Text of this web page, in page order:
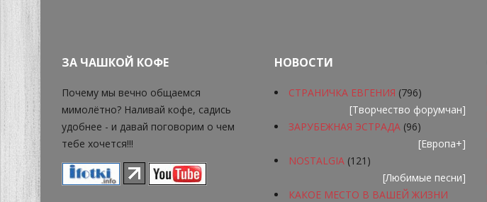
ЗА ЧАШКОЙ КОФЕ
Почему мы вечно общаемся
мимолётно? Наливай кофе, садись
удобнее - и давай поговорим о чем
тебе хочется!!!
НОВОСТИ
СТРАНИЧКА ЕВГЕНИЯ (796)
[Творчество форумчан]
ЗАРУБЕЖНАЯ ЭСТРАДА (96)
[Европа+]
NOSTALGIA (121)
[Любимые песни]
КАКОЕ МЕСТО В ВАШЕЙ ЖИЗНИ